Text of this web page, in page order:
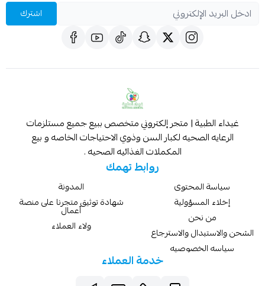
اشترك
غيداء الطبية | متجر إلكتروني متخصص ببيع جميع مستلزمات
الرعايه الصحيه لكبار السن وذوي الاحتياجات الخاصه و بيع
المكملات الغذائيه الصحيه .
روابط تهمك
سياسة المحتوى
إخلاء المسؤولية
من نحن
الشحن والاستبدال والاسترجاع
سياسه الخصوصيه
المدونة
شهادة توثيق متجرنا على منصة
أعمال
ولاء العملاء
خدمة العملاء